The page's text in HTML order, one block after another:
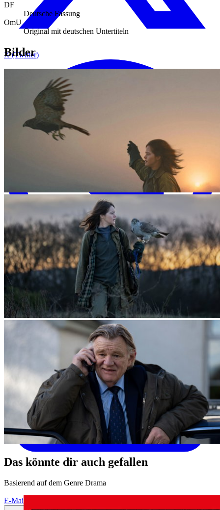
X (Twitter)
WhatsApp
E-Mail
DF
Deutsche Fassung
OmU
Original mit deutschen Untertiteln
Bilder
Das könnte dir auch gefallen
Basierend auf dem Genre Drama